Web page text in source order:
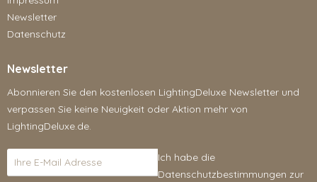
Newsletter
Datenschutz
Newsletter
Abonnieren Sie den kostenlosen LightingDeluxe Newsletter und
verpassen Sie keine Neuigkeit oder Aktion mehr von
LightingDeluxe.de.
Ich habe die
Datenschutzbestimmungen zur